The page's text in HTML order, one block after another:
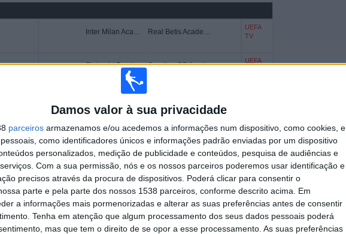
Damos valor à sua privacidade
parceiros armazenamos e/ou acedemos a informações num dispositivo, como cookies, e
como identificadores únicos e informações padrão enviadas por um dispositivo
personalizados, medição de publicidade e conteúdos, pesquisa de audiências e
Com a sua permissão, nós e os nossos parceiros poderemos usar identificação e
precisos através da procura de dispositivos. Poderá clicar para consentir o
parte e pela parte dos nossos 1538 parceiros, conforme descrito acima. Em
a informações mais pormenorizadas e alterar as suas preferências antes de consentir
Tenha em atenção que algum processamento dos seus dados pessoais poderá
mas que tem o direito de se opor a esse processamento. As suas preferências
Inter Milan Academy Real Betis Academy
UEFA
TV
Eintracht Frankfurt Academy Sporting CP Academy
UEFA
Sorteio
da
Fase
de
Grupos
UEFA TV
IN BRASIL